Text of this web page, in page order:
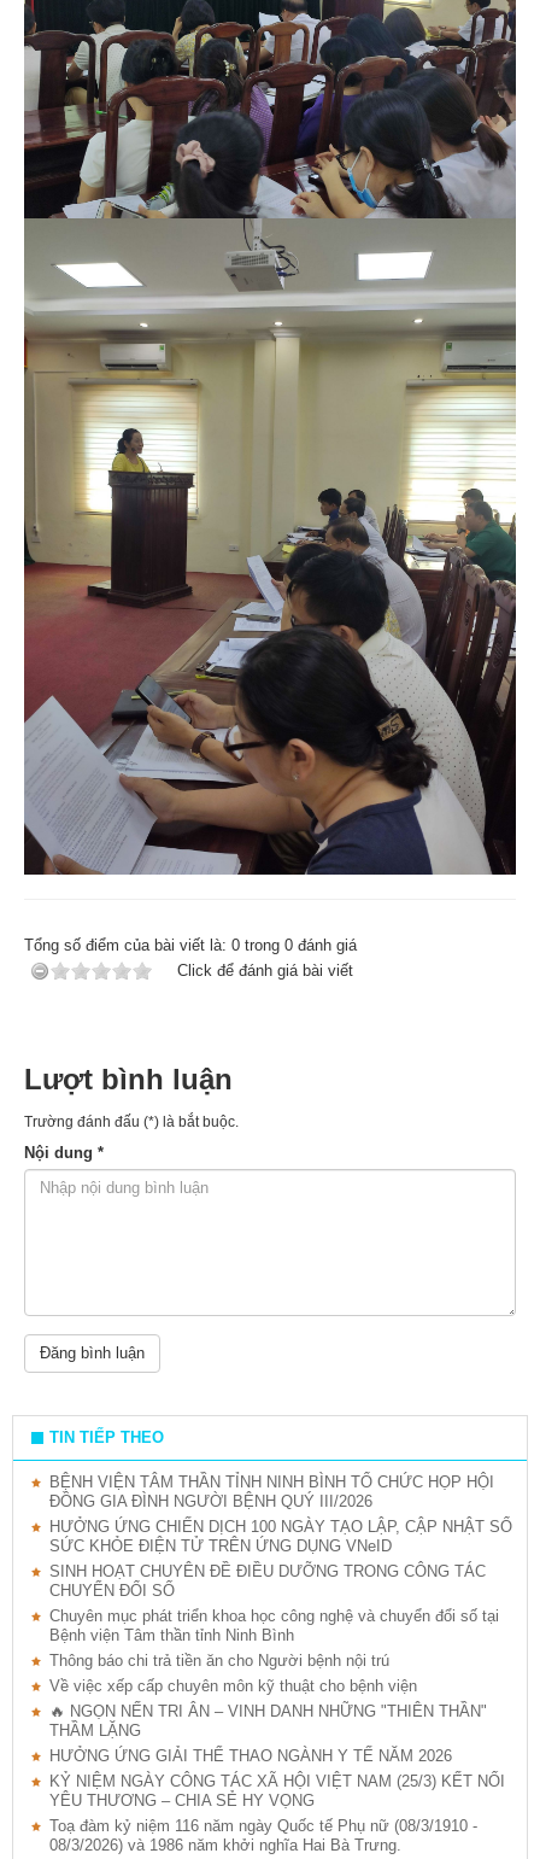
Tổng số điểm của bài viết là: 0 trong 0 đánh giá
Click để đánh giá bài viết
Lượt bình luận
Trường đánh đấu (*) là bắt buộc.
Nội dung *
TIN TIẾP THEO
BỆNH VIỆN TÂM THẦN TỈNH NINH BÌNH TỔ CHỨC HỌP HỘI
ĐỒNG GIA ĐÌNH NGƯỜI BỆNH QUÝ III/2026
HƯỞNG ỨNG CHIẾN DỊCH 100 NGÀY TẠO LẬP, CẬP NHẬT SỔ
SỨC KHỎE ĐIỆN TỬ TRÊN ỨNG DỤNG VNeID
SINH HOẠT CHUYÊN ĐỀ ĐIỀU DƯỠNG TRONG CÔNG TÁC
CHUYỂN ĐỔI SỐ
Chuyên mục phát triển khoa học công nghệ và chuyển đổi số tại
Bệnh viện Tâm thần tỉnh Ninh Bình
Thông báo chi trả tiền ăn cho Người bệnh nội trú
Về việc xếp cấp chuyên môn kỹ thuật cho bệnh viện
🔥 NGỌN NẾN TRI ÂN – VINH DANH NHỮNG "THIÊN THẦN"
THẦM LẶNG
HƯỞNG ỨNG GIẢI THỂ THAO NGÀNH Y TẾ NĂM 2026
KỶ NIỆM NGÀY CÔNG TÁC XÃ HỘI VIỆT NAM (25/3) KẾT NỐI
YÊU THƯƠNG – CHIA SẺ HY VỌNG
Toạ đàm kỷ niệm 116 năm ngày Quốc tế Phụ nữ (08/3/1910 -
08/3/2026) và 1986 năm khởi nghĩa Hai Bà Trưng.